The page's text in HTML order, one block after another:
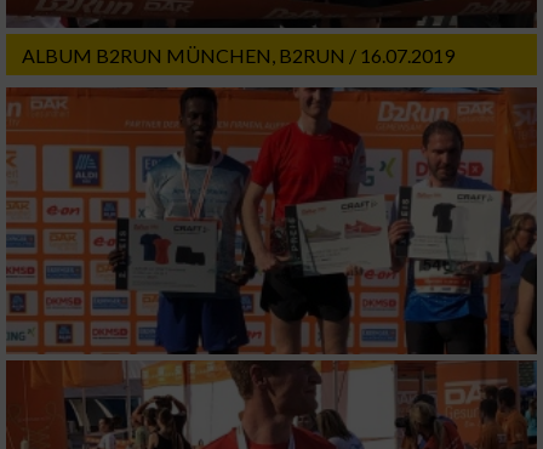
ALBUM B2RUN MÜNCHEN, B2RUN / 16.07.2019